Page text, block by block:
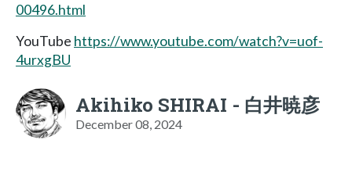
00496.html
YouTube https://www.youtube.com/watch?v=uof-
4urxgBU
Akihiko SHIRAI - 白井暁彦
December 08, 2024